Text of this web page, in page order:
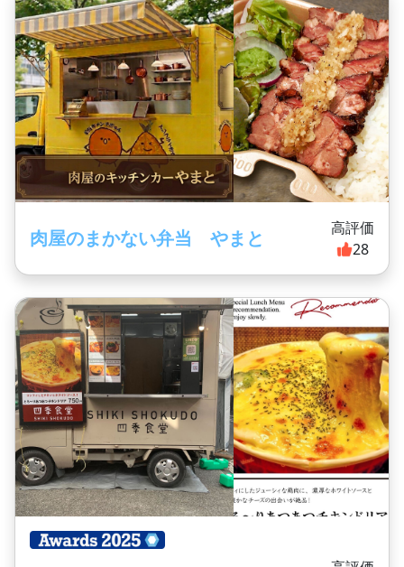
肉屋のまかない弁当 やまと
高評価
28